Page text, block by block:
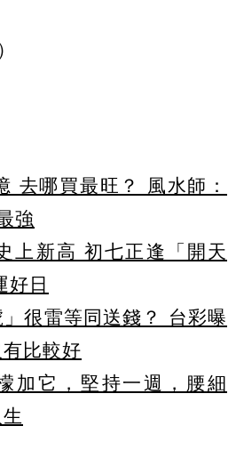
去哪買最旺？ 風水師：
強
上新高 初七正逢「開天
好日
很雷等同送錢？ 台彩曝
比較好
加它，堅持一週，腰細